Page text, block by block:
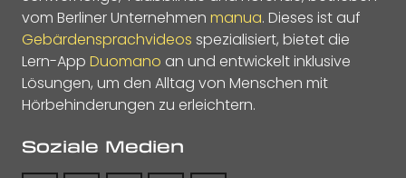
vom Berliner Unternehmen manua. Dieses ist auf
Gebärdensprachvideos spezialisiert, bietet die
Lern-App Duomano an und entwickelt inklusive
Lösungen, um den Alltag von Menschen mit
Hörbehinderungen zu erleichtern.
Soziale Medien